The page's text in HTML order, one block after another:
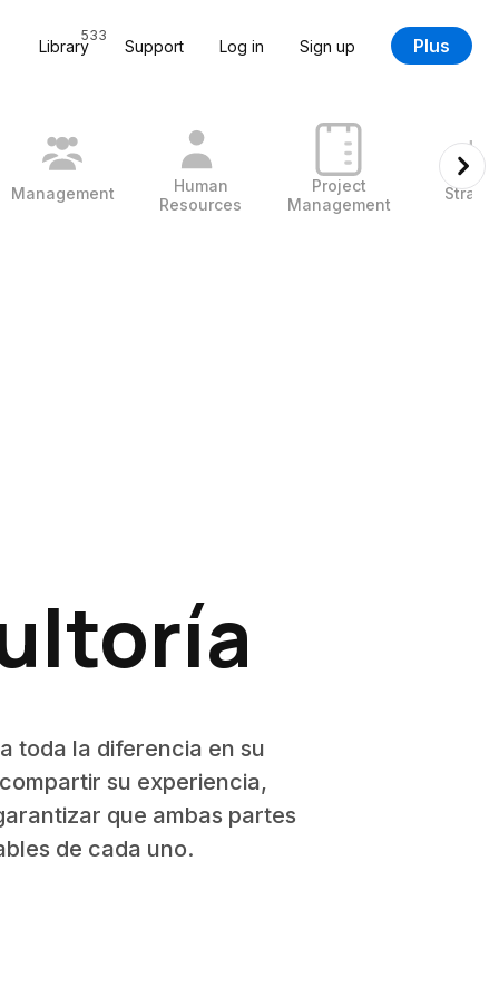
Library
533
Support Log in Sign up Plus
Management
Human
Resources
Project
Management
toda la diferencia en su
su experiencia,
que ambas partes
de cada uno.